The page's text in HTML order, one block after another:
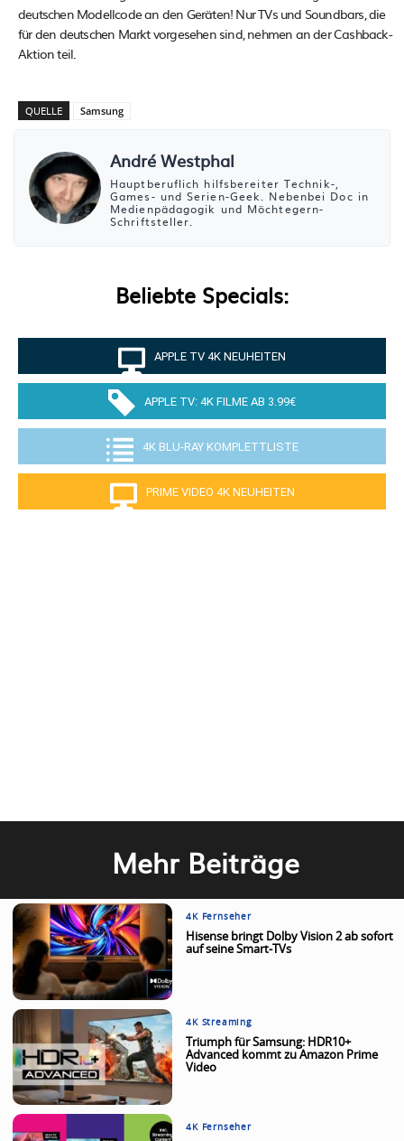
deutschen Modellcode an den Geräten! Nur TVs und Soundbars, die
für den deutschen Markt vorgesehen sind, nehmen an der Cashback-
Aktion teil.
QUELLE Samsung
André Westphal
Hauptberuflich hilfsbereiter Technik-,
Games- und Serien-Geek. Nebenbei Doc in
Medienpädagogik und Möchtegern-
Schriftsteller.
Beliebte Specials:
APPLE TV 4K NEUHEITEN
APPLE TV: 4K FILME AB 3.99€
4K BLU-RAY KOMPLETTLISTE
PRIME VIDEO 4K NEUHEITEN
Mehr Beiträge
4K Fernseher
Hisense bringt Dolby Vision 2 ab sofort
auf seine Smart-TVs
4K Streaming
Triumph für Samsung: HDR10+
Advanced kommt zu Amazon Prime
Video
4K Fernseher